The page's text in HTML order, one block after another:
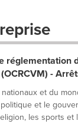
réglementation
-
et du
et le
les sports et